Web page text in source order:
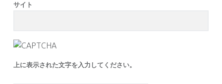
サイト
上に表示された文字を入力してください。